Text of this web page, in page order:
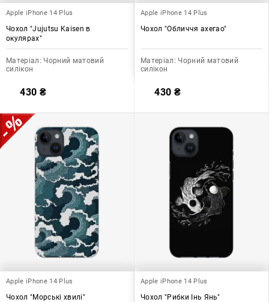
Apple iPhone 14 Plus
Чохол "Jujutsu Kaisen в
окулярах"
Матеріал: Чорний матовий
силікон
430 ₴
Apple iPhone 14 Plus
Чохол "Обличчя ахегао"
Матеріал: Чорний матовий
силікон
430 ₴
Apple iPhone 14 Plus
Чохол "Морські хвилі"
Apple iPhone 14 Plus
Чохол "Рибки Інь Янь"